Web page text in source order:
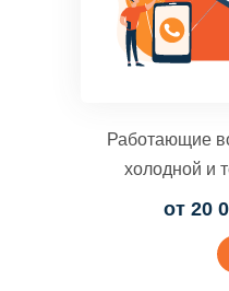
Работающие
холодной и
от 20